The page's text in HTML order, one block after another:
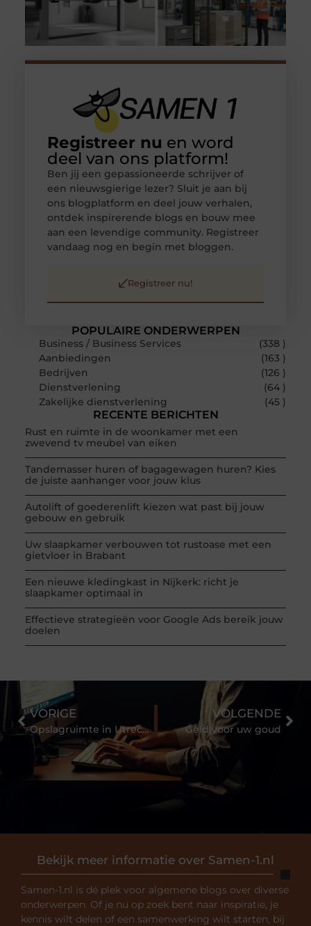
POPULAIRE ONDERWERPEN
Business / Business Services
(338 )
Aanbiedingen
(163 )
Bedrijven
(126 )
Dienstverlening
(64 )
Zakelijke dienstverlening
(45 )
RECENTE BERICHTEN
Rust en ruimte in de woonkamer met een
zwevend tv meubel van eiken
Tandemasser huren of bagagewagen huren? Kies
de juiste aanhanger voor jouw klus
Autolift of goederenlift kiezen wat past bij jouw
gebouw en gebruik
Uw slaapkamer verbouwen tot rustoase met een
gietvloer in Brabant
Een nieuwe kledingkast in Nijkerk: richt je
slaapkamer optimaal in
Effectieve strategieën voor Google Ads bereik jouw
doelen
Registreer nu en word
deel van ons platform!
Ben jij een gepassioneerde schrijver of
een nieuwsgierige lezer? Sluit je aan bij
ons blogplatform en deel jouw verhalen,
ontdek inspirerende blogs en bouw mee
aan een levendige community. Registreer
vandaag nog en begin met bloggen.
Registreer nu!
Bekijk meer informatie over Samen-1.nl
Samen-1.nl is dé plek voor algemene blogs over diverse
onderwerpen. Of je nu op zoek bent naar inspiratie, je
kennis wilt delen of een samenwerking wilt starten, bij
VORIGE
Opslagruimte in Utrecht gezocht
VOLGENDE
Geld voor uw goud